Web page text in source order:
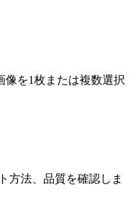
像を1枚または複数選択
方法、品質を確認しま